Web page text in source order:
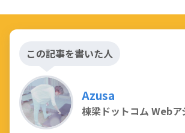
この記事を書いた人
Azusa
棟梁ドットコム Webア